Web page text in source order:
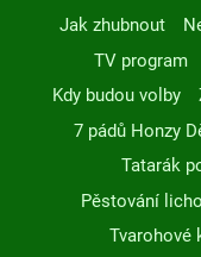
Jak zhubnout
TV program
Kdy budou volby
7 pádů Honzy
Tatarák
Pěstování
Tvarohové